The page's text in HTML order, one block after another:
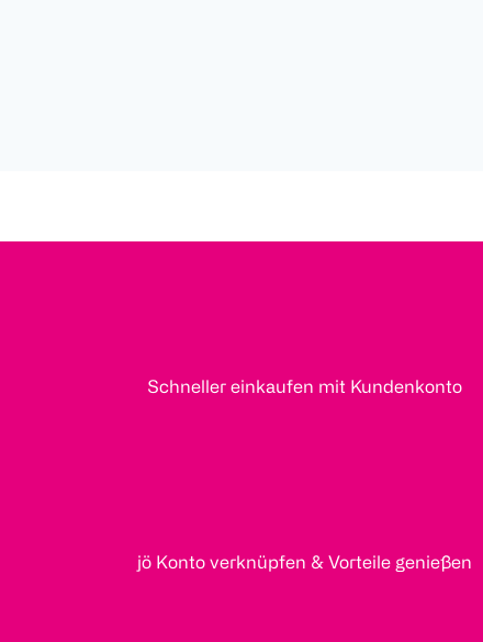
Schneller einkaufen mit Kundenkonto
jö Konto verknüpfen & Vorteile genießen